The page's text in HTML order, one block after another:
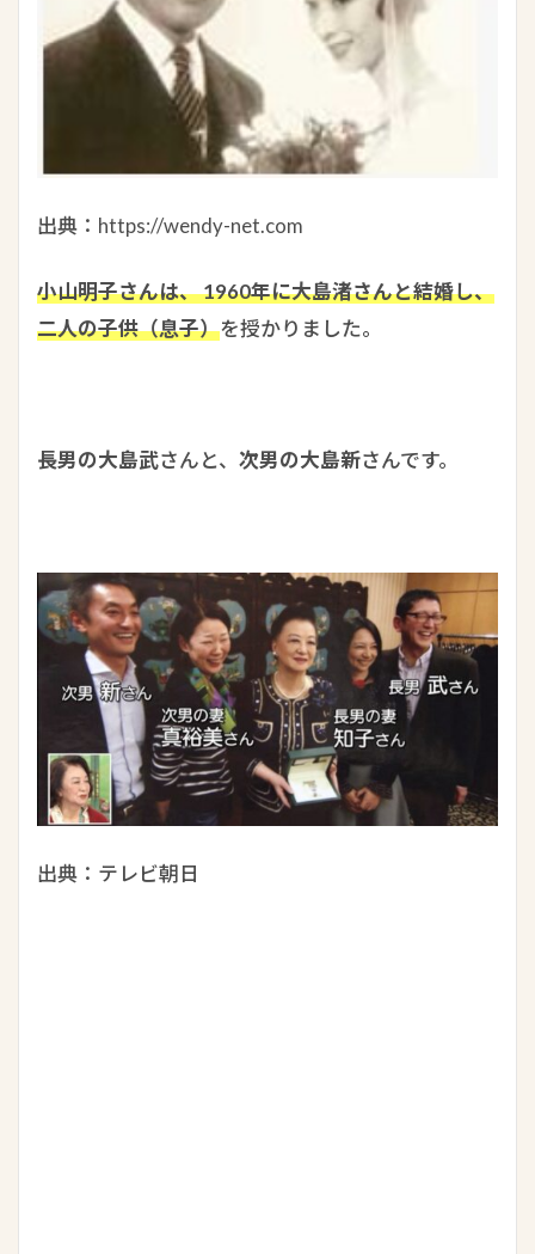
出典：https://wendy-net.com
小山明子さんは、 1960年に大島渚さんと結婚し、
二人の子供（息子）を授かりました。
長男の大島武さんと、 次男の大島新さんです。
出典：テレビ朝日